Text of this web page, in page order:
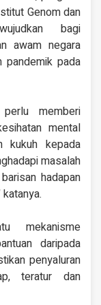
Genom dan
bagi
awam negara
pandemik pada
memberi
mental
kukuh kepada
masalah
hadapan
mekanisme
daripada
penyaluran
teratur dan